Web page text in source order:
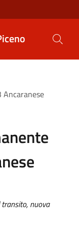
Ancaranese
transito, nuova